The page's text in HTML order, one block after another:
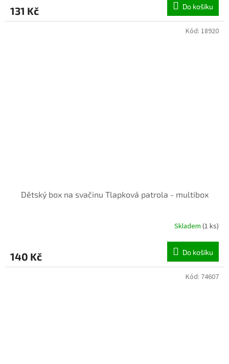
131 Kč Do košíku
Dětský box na svačinu Tlapková patrola - multibox
Skladem (1 ks)
140 Kč Do košíku
Kód: 18920
Kód: 74607